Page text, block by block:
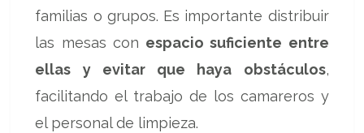
familias o grupos. Es importante distribuir
las mesas con espacio suficiente entre
ellas y evitar que haya obstáculos,
facilitando el trabajo de los camareros y
el personal de limpieza.